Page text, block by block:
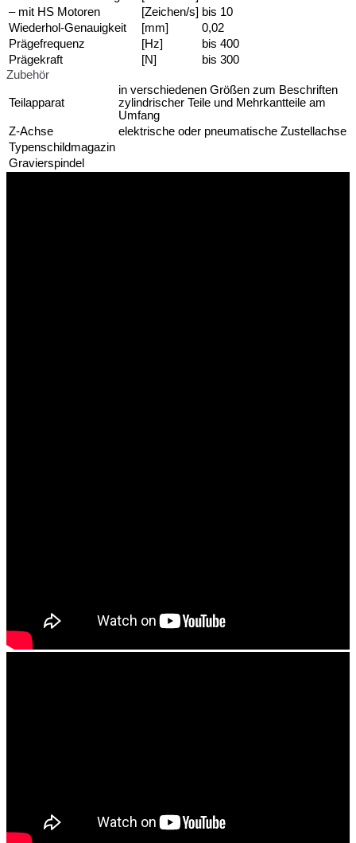
– mit HS Motoren
[Zeichen/s] bis 10
Wiederhol-Genauigkeit
[mm]
0,02
Prägefrequenz
[Hz]
bis 400
Prägekraft
[N]
bis 300
Zubehör
Teilapparat
in verschiedenen Größen zum Beschriften
zylindrischer Teile und Mehrkantteile am
Umfang
Z-Achse
elektrische oder pneumatische Zustellachse
Typenschildmagazin
Gravierspindel